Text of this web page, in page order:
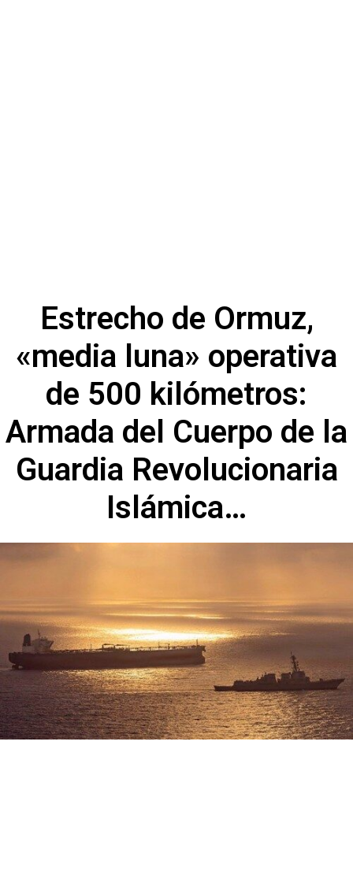
Estrecho de Ormuz,
«media luna» operativa
de 500 kilómetros:
Armada del Cuerpo de la
Guardia Revolucionaria
Islámica…